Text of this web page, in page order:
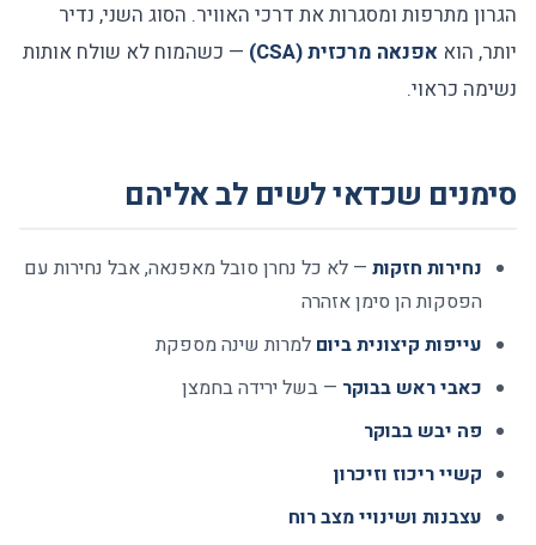
הגרון מתרפות ומסגרות את דרכי האוויר. הסוג השני, נדיר
יותר, הוא אפנאה מרכזית (CSA)
— כשהמוח לא שולח אותות
נשימה כראוי.
סימנים שכדאי לשים לב אליהם
נחירות חזקות— לא כל נחרן סובל מאפנאה, אבל נחירות עם
הפסקות הן סימן אזהרה
עייפות קיצונית ביום למרות שינה מספקת
כאבי ראש בבוקר — בשל ירידה בחמצן
פה יבש בבוקר
קשיי ריכוז וזיכרון
עצבנות ושינויי מצב רוח